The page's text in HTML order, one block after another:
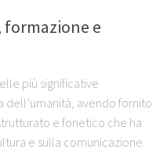
formazione e
più significative
dell’umanità, avendo fornito
e fonetico che ha
e sulla comunicazione.